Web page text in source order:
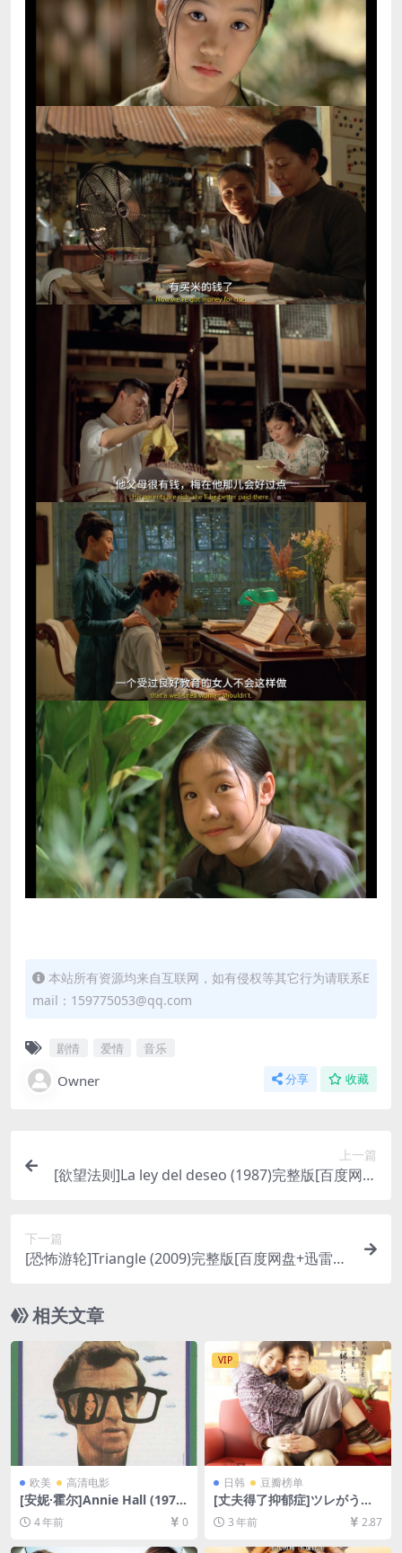
本站所有资源均来自互联网，如有侵权等其它行为请联系E
mail：159775053@qq.com
剧情 爱情 音乐
Owner 分享 收藏
上一篇
[欲望法则]La ley del deseo (1987)完整版[百度网盘
下一篇
[恐怖游轮]Triangle (2009)完整版[百度网盘+迅雷云
相关文章
欧美 高清电影
[安妮·霍尔]Annie Hall (1977)
[百度网盘+迅雷云盘资源1080
P超清未删减][MP4/5.2GB][中
英字幕]
4 年前 0
VIP
日韩 豆瓣榜单
[丈夫得了抑郁症]ツレがうつ
になりまして。 (2011)[百度
网盘+夸克网盘1080P超清未
删减资源][网盘在线播放/下
3 年前 2.87